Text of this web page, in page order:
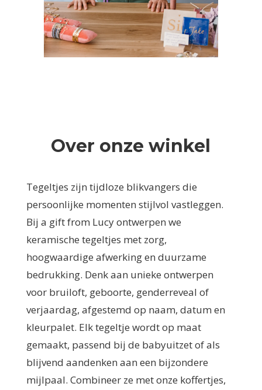
Over onze winkel
Tegeltjes zijn tijdloze blikvangers die
persoonlijke momenten stijlvol vastleggen.
Bij a gift from Lucy ontwerpen we
keramische tegeltjes met zorg,
hoogwaardige afwerking en duurzame
bedrukking. Denk aan unieke ontwerpen
voor bruiloft, geboorte, genderreveal of
verjaardag, afgestemd op naam, datum en
kleurpalet. Elk tegeltje wordt op maat
gemaakt, passend bij de babyuitzet of als
blijvend aandenken aan een bijzondere
mijlpaal. Combineer ze met onze koffertjes,